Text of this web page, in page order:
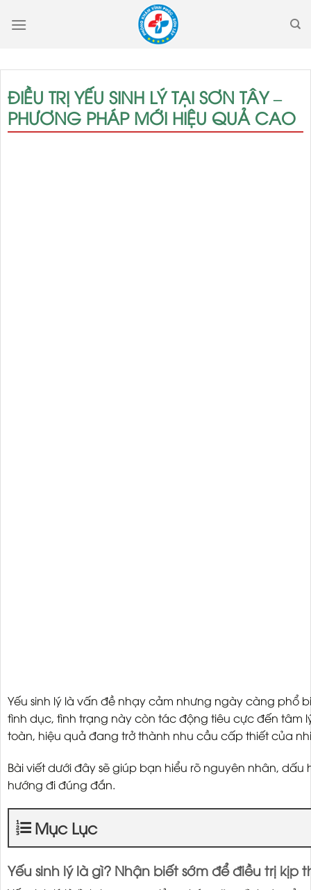
ĐIỀU TRỊ YẾU SINH LÝ TẠI SƠN TÂY –
PHƯƠNG PHÁP MỚI HIỆU QUẢ CAO
Yếu sinh lý là vấn đề nhạy cảm nhưng ngày càng phổ
tình dục, tình trạng này còn tác động tiêu cực đến tâm
toàn, hiệu quả đang trở thành nhu cầu cấp thiết của
Bài viết dưới đây sẽ giúp bạn hiểu rõ nguyên nhân,
hướng đi đúng đắn.
Mục Lục
Yếu sinh lý là gì? Nhận biết sớm để điều trị kịp